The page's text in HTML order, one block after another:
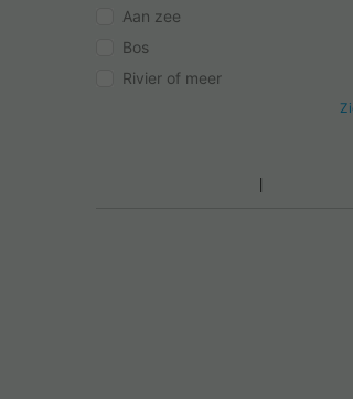
Aan zee
Bos
Rivier of meer